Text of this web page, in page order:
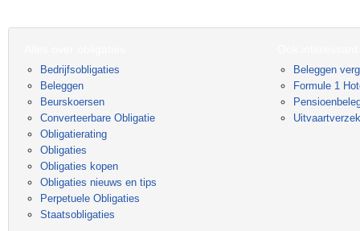
Bedrijfsobligaties
Beleggen
Beurskoersen
Converteerbare Obligatie
Obligatierating
Obligaties
Obligaties kopen
Obligaties nieuws en tips
Perpetuele Obligaties
Staatsobligaties
Beleggen
Formule 1